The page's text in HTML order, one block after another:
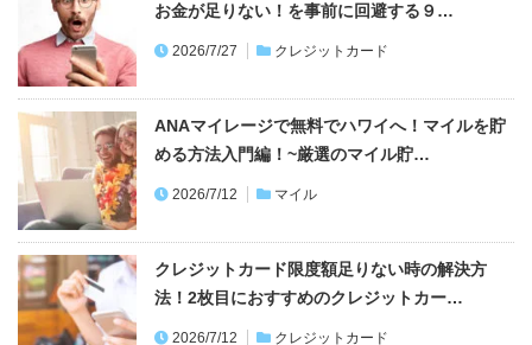
お金が足りない！を事前に回避する９…
2026/7/27 クレジットカード
ANAマイレージで無料でハワイへ！マイルを貯
める方法入門編！~厳選のマイル貯…
2026/7/12 マイル
クレジットカード限度額足りない時の解決方
法！2枚目におすすめのクレジットカー…
2026/7/12 クレジットカード